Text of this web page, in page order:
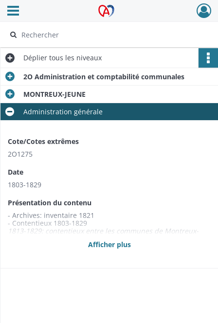
Archives Alsace - Colmar
Ouvrir le menu déroulant
Déplier tous les niveaux
2O Administration et comptabilité communales
MONTREUX-JEUNE
Administration générale
Cote/Cotes extrêmes
2O1275
Date
1803-1829
Présentation du contenu
- Archives: inventaire 1821
- Contentieux 1803-1829
1813-1829: contentieux entre les communes de Montreux-
Afficher plus